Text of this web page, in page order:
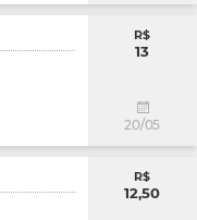
R$
13
20/05
R$
12,50